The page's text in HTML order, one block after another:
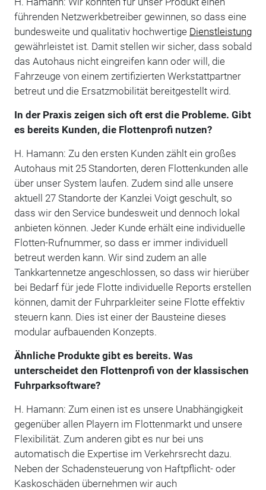
führenden Netzwerkbetreiber gewinnen, so dass eine
bundesweite und qualitativ hochwertige Dienstleistung
gewährleistet ist. Damit stellen wir sicher, dass sobald
das Autohaus nicht eingreifen kann oder will, die
Fahrzeuge von einem zertifizierten Werkstattpartner
betreut und die Ersatzmobilität bereitgestellt wird.
In der Praxis zeigen sich oft erst die Probleme. Gibt
es bereits Kunden, die Flottenprofi nutzen?
H. Hamann: Zu den ersten Kunden zählt ein großes
Autohaus mit 25 Standorten, deren Flottenkunden alle
über unser System laufen. Zudem sind alle unsere
aktuell 27 Standorte der Kanzlei Voigt geschult, so
dass wir den Service bundesweit und dennoch lokal
anbieten können. Jeder Kunde erhält eine individuelle
Flotten-Rufnummer, so dass er immer individuell
betreut werden kann. Wir sind zudem an alle
Tankkartennetze angeschlossen, so dass wir hierüber
bei Bedarf für jede Flotte individuelle Reports erstellen
können, damit der Fuhrparkleiter seine Flotte effektiv
steuern kann. Dies ist einer der Bausteine dieses
modular aufbauenden Konzepts.
Ähnliche Produkte gibt es bereits. Was
unterscheidet den Flottenprofi von der klassischen
Fuhrparksoftware?
H. Hamann: Zum einen ist es unsere Unabhängigkeit
gegenüber allen Playern im Flottenmarkt und unsere
Flexibilität. Zum anderen gibt es nur bei uns
automatisch die Expertise im Verkehrsrecht dazu.
Neben der Schadensteuerung von Haftpflicht- oder
Kaskoschäden übernehmen wir auch